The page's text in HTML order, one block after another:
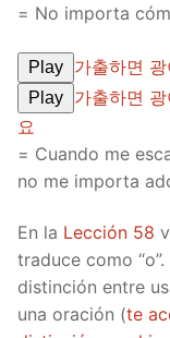
= No importa
Play 가출하면
Play
가출하면
요
= Cuando me
no me importa
En la Lección 58
traduce como
distinción entre
una oración (te